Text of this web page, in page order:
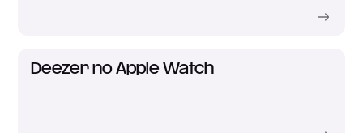
Deezer no Apple Watch